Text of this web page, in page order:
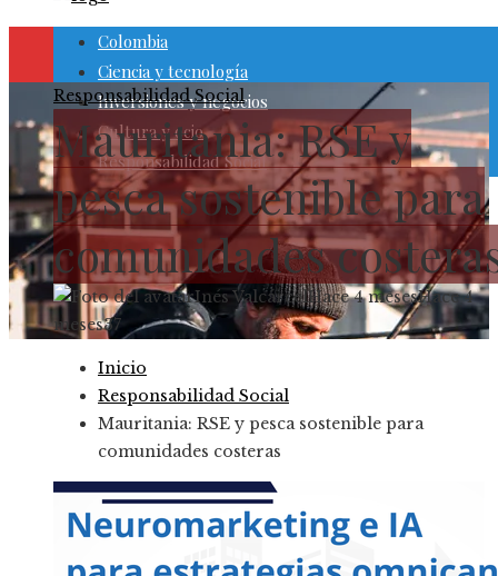
Colombia
Ciencia y tecnología
Inversiones y negocios
Cultura y ocio
Responsabilidad Social
Responsabilidad Social
Mauritania: RSE y
pesca sostenible para
comunidades
Inés ValcárcelHace 4 mesesHace 4
meses37
Inicio
Responsabilidad Social
Mauritania: RSE y pesca sostenible para
comunidades costeras